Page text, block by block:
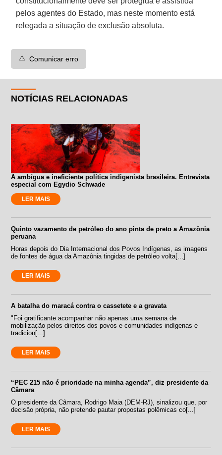
pelos agentes do Estado, mas neste momento está
relegada a situação de exclusão absoluta.
⚠️ Comunicar erro
NOTÍCIAS RELACIONADAS
A ambígua e ineficiente política indigenista brasileira. Entrevista
especial com Egydio Schwade
LER MAIS
Quinto vazamento de petróleo do ano pinta de preto a Amazônia
peruana
Horas depois do Dia Internacional dos Povos Indígenas, as imagens
de fontes de água da Amazônia tingidas de petróleo volta[...]
LER MAIS
A batalha do maracá contra o cassetete e a gravata
"Foi gratificante acompanhar não apenas uma semana de
mobilização pelos direitos dos povos e comunidades indígenas e
tradicion[...]
LER MAIS
“PEC 215 não é prioridade na minha agenda”, diz presidente da
Câmara
O presidente da Câmara, Rodrigo Maia (DEM-RJ), sinalizou que, por
decisão própria, não pretende pautar propostas polêmicas co[...]
LER MAIS